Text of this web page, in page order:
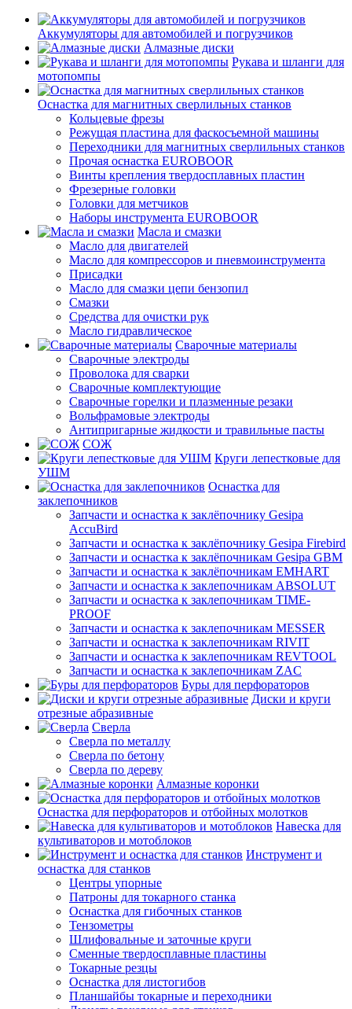
Аккумуляторы для автомобилей и погрузчиков
Алмазные диски
Рукава и шланги для
мотопомпы
Оснастка для магнитных сверлильных станков
Кольцевые фрезы
Режущая пластина для фаскосъемной машины
Переходники для магнитных сверлильных станков
Прочая оснастка EUROBOOR
Винты крепления твердосплавных пластин
Фрезерные головки
Головки для метчиков
Наборы инструмента EUROBOOR
Масла и смазки
Масло для двигателей
Масло для компрессоров и пневмоинструмента
Присадки
Масло для смазки цепи бензопил
Смазки
Средства для очистки рук
Масло гидравлическое
Сварочные материалы
Сварочные электроды
Проволока для сварки
Сварочные комплектующие
Сварочные горелки и плазменные резаки
Вольфрамовые электроды
Антипригарные жидкости и травильные пасты
СОЖ
Круги лепестковые для
УШМ
Оснастка для
заклепочников
Запчасти и оснастка к заклёпочнику Gesipa
AccuBird
Запчасти и оснастка к заклёпочнику Gesipa Firebird
Запчасти и оснастка к заклёпочникам Gesipa GBM
Запчасти и оснастка к заклёпочникам EMHART
Запчасти и оснастка к заклепочникам ABSOLUT
Запчасти и оснастка к заклепочникам TIME-
PROOF
Запчасти и оснастка к заклепочникам MESSER
Запчасти и оснастка к заклепочникам RIVIT
Запчасти и оснастка к заклепочникам REVTOOL
Запчасти и оснастка к заклепочникам ZAC
Буры для перфораторов
Диски и круги
отрезные абразивные
Сверла
Сверла по металлу
Сверла по бетону
Сверла по дереву
Алмазные коронки
Оснастка для перфораторов и отбойных молотков
Навеска для
культиваторов и мотоблоков
Инструмент и
оснастка для станков
Центры упорные
Патроны для токарного станка
Оснастка для гибочных станков
Тензометры
Шлифовальные и заточные круги
Сменные твердосплавные пластины
Токарные резцы
Оснастка для листогибов
Планшайбы токарные и переходники